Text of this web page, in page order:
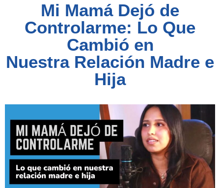
Mi Mamá Dejó de
Controlarme: Lo Que
Cambió en
Nuestra Relación Madre e
Hija